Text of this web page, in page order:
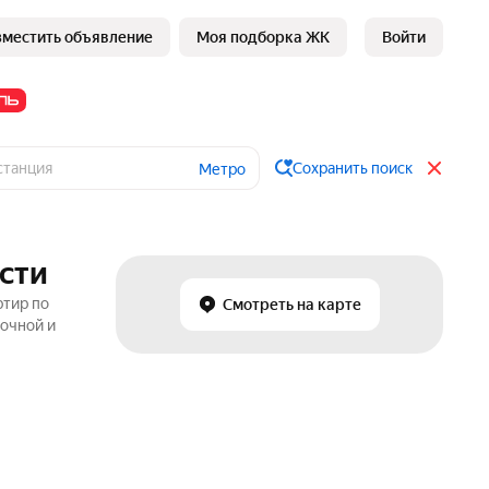
объявление Моя подборка ЖК Войти
Метро Сохранить поиск
Смотреть на карте
по
и